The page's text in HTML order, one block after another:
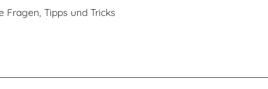
Fragen, Tipps und Tricks